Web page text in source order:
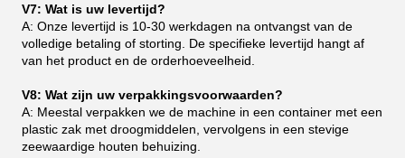
V7: Wat is uw levertijd?
A: Onze levertijd is 10-30 werkdagen na ontvangst van de
volledige betaling of storting. De specifieke levertijd hangt af
van het product en de orderhoeveelheid.
V8: Wat zijn uw verpakkingsvoorwaarden?
A: Meestal verpakken we de machine in een container met een
plastic zak met droogmiddelen, vervolgens in een stevige
zeewaardige houten behuizing.